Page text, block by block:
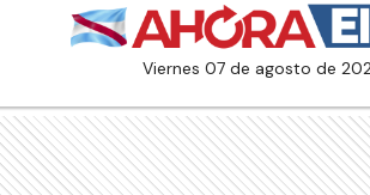
viernes 07 de agosto de